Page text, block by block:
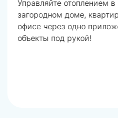
Управляйте отоплением в
загородном доме,
офисе через одно
объекты под рукой!